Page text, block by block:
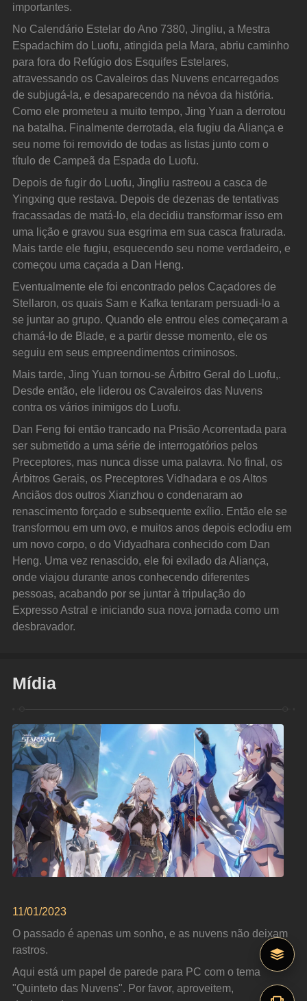
importantes.
No Calendário Estelar do Ano 7380, Jingliu, a Mestra
Espadachim do Luofu, atingida pela Mara, abriu caminho
para fora do Refúgio dos Esquifes Estelares,
atravessando os Cavaleiros das Nuvens encarregados
de subjugá-la, e desaparecendo na névoa da história.
Como ele prometeu a muito tempo, Jing Yuan a derrotou
na batalha. Finalmente derrotada, ela fugiu da Aliança e
seu nome foi removido de todas as listas junto com o
título de Campeã da Espada do Luofu.
Depois de fugir do Luofu, Jingliu rastreou a casca de
Yingxing que restava. Depois de dezenas de tentativas
fracassadas de matá-lo, ela decidiu transformar isso em
uma lição e gravou sua esgrima em sua casca fraturada.
Mais tarde ele fugiu, esquecendo seu nome verdadeiro, e
começou uma caçada a Dan Heng.
Eventualmente ele foi encontrado pelos Caçadores de
Stellaron, os quais Sam e Kafka tentaram persuadi-lo a
se juntar ao grupo. Quando ele entrou eles começaram a
chamá-lo de Blade, e a partir desse momento, ele os
seguiu em seus empreendimentos criminosos.
Mais tarde, Jing Yuan tornou-se Árbitro Geral do Luofu,.
Desde então, ele liderou os Cavaleiros das Nuvens
contra os vários inimigos do Luofu.
Dan Feng foi então trancado na Prisão Acorrentada para
ser submetido a uma série de interrogatórios pelos
Preceptores, mas nunca disse uma palavra. No final, os
Árbitros Gerais, os Preceptores Vidhadara e os Altos
Anciãos dos outros Xianzhou o condenaram ao
renascimento forçado e subsequente exílio. Então ele se
transformou em um ovo, e muitos anos depois eclodiu em
um novo corpo, o do Vidyadhara conhecido com Dan
Heng. Uma vez renascido, ele foi exilado da Aliança,
onde viajou durante anos conhecendo diferentes
pessoas, acabando por se juntar à tripulação do
Expresso Astral e iniciando sua nova jornada como um
desbravador.
Mídia
11/01/2023
O passado é apenas um sonho, e as nuvens não deixam
rastros.
Aqui está um papel de parede para PC com o tema
"Quinteto das Nuvens". Por favor, aproveitem,